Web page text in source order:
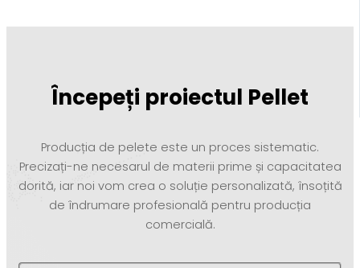
Începeți proiectul Pellet
Producția de pelete este un proces sistematic.
Precizați-ne necesarul de materii prime și capacitatea
dorită, iar noi vom crea o soluție personalizată, însoțită
de îndrumare profesională pentru producția
comercială.